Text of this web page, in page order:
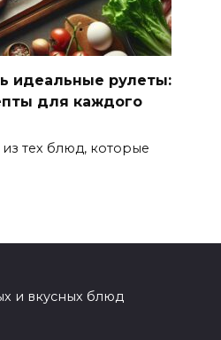
идеальные рулеты:
для каждого
тех блюд, которые
и вкусных блюд